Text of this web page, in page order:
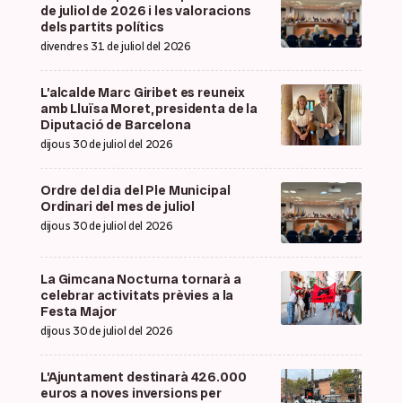
de juliol de 2026 i les valoracions
dels partits polítics
divendres 31 de juliol del 2026
L’alcalde Marc Giribet es reuneix
amb Lluïsa Moret, presidenta de la
Diputació de Barcelona
dijous 30 de juliol del 2026
Ordre del dia del Ple Municipal
Ordinari del mes de juliol
dijous 30 de juliol del 2026
La Gimcana Nocturna tornarà a
celebrar activitats prèvies a la
Festa Major
dijous 30 de juliol del 2026
L’Ajuntament destinarà 426.000
euros a noves inversions per